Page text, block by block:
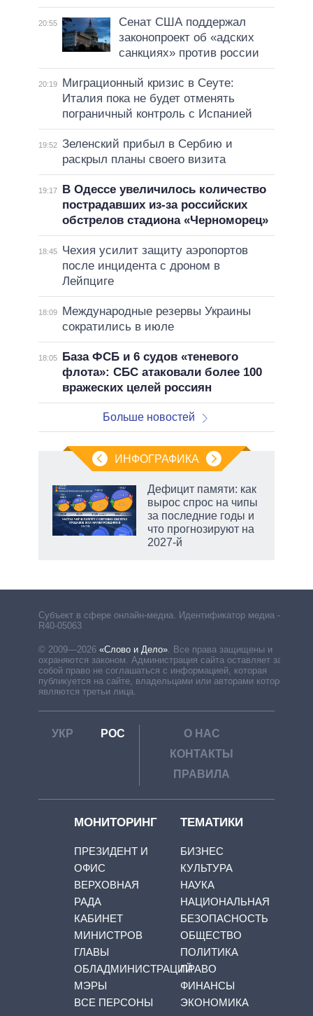
20:55
Сенат США поддержал
законопроект об «адских
санкциях» против россии
20:19
Миграционный кризис в Сеуте:
Италия пока не будет отменять
пограничный контроль с Испанией
19:52 Зеленский прибыл в Сербию и
раскрыл планы своего визита
19:17
В Одессе увеличилось количество
пострадавших из-за российских
обстрелов стадиона «Черноморец»
18:45
Чехия усилит защиту аэропортов
после инцидента с дроном в
Лейпциге
18:09
Международные резервы Украины
сократились в июле
18:05
База ФСБ и 6 судов «теневого
флота»: СБС атаковали более 100
вражеских целей россиян
Больше новостей
ИНФОГРАФИКА
Дефицит памяти: как
вырос спрос на чипы
за последние годы и
что прогнозируют на
2027-й
Субъект в сфере онлайн-медиа. Идентификатор медиа –
R40-05063
© 2009—2026 «Слово и Дело». Все права защищены и
охраняются законом. Администрация сайта оставляет за
собой право не соглашаться с информацией, которая
публикуется на сайте, владельцами или авторами которой
являются третьи лица.
УКР РОС
О НАС
КОНТАКТЫ
ПРАВИЛА
МОНИТОРИНГ
ПРЕЗИДЕНТ И
ОФИС
ВЕРХОВНАЯ
РАДА
КАБИНЕТ
МИНИСТРОВ
ГЛАВЫ
ОБЛАДМИНИСТРАЦИЙ
МЭРЫ
ВСЕ ПЕРСОНЫ
ТЕМАТИКИ
БИЗНЕС
КУЛЬТУРА
НАУКА
НАЦИОНАЛЬНАЯ
БЕЗОПАСНОСТЬ
ОБЩЕСТВО
ПОЛИТИКА
ПРАВО
ФИНАНСЫ
ЭКОНОМИКА